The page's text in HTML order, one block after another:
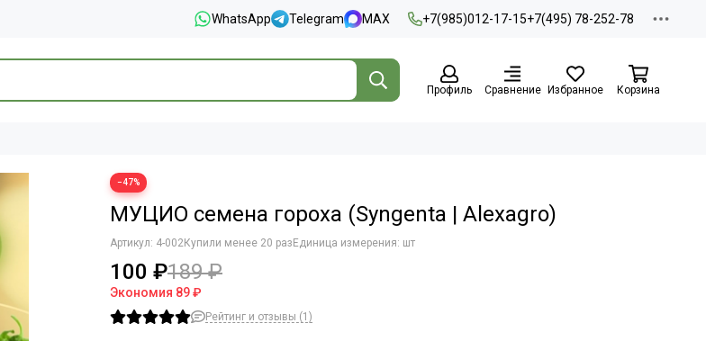
WhatsApp Telegram MAX +7(985)012-17-15+7(495) 78-252-78
Профиль Сравнение Избранное Корзина
−47%
МУЦИО семена гороха (Syngenta | Alexagro)
Артикул: 4-002Купили менее 20 раз Единица измерения: шт
100 ₽189 ₽
Экономия 89 ₽
Рейтинг и отзывы (1)